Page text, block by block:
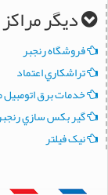
دیگر
فروشگاه رنجبر
تراشکاري اعتماد
خدمات برق
گير بکس سازي
نيک فيلتر